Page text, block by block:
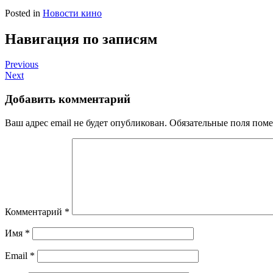
Posted in Новости кино
Навигация по записям
Previous
Next
Добавить комментарий
Ваш адрес email не будет опубликован. Обязательные поля
Комментарий *
Имя *
Email *